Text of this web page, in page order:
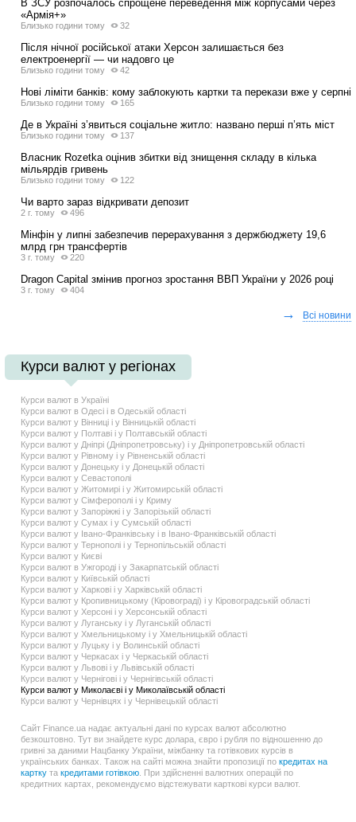
В ЗСУ розпочалось спрощене переведення між корпусами через
«Армія+»
Близько години тому 32
Після нічної російської атаки Херсон залишається без
електроенергії — чи надовго це
Близько години тому 42
Нові ліміти банків: кому заблокують картки та перекази вже у серпні
Близько години тому 165
Де в Україні з’явиться соціальне житло: названо перші п’ять міст
Близько години тому 137
Власник Rozetka оцінив збитки від знищення складу в кілька
мільярдів гривень
Близько години тому 122
Чи варто зараз відкривати депозит
2 г. тому 496
Мінфін у липні забезпечив перерахування з держбюджету 19,6
млрд грн трансфертів
3 г. тому 220
Dragon Capital змінив прогноз зростання ВВП України у 2026 році
3 г. тому 404
→ Всі новини
Курси валют у регіонах
Курси валют в Україні
Курси валют в Одесі і в Одеській області
Курси валют у Вінниці і у Вiнницькій області
Курси валют у Полтаві і у Полтавській області
Курси валют у Дніпрі (Дніпропетровську) і у Днiпропетровській області
Курси валют у Рівному і у Рiвненській області
Курси валют у Донецьку і у Донецькій області
Курси валют у Севастополі
Курси валют у Житомирі і у Житомирській області
Курси валют у Сімферополі і у Криму
Курси валют у Запоріжжі і у Запорiзькій області
Курси валют у Сумах і у Сумській області
Курси валют у Івано-Франківську і в Iвано-Франкiвській області
Курси валют у Тернополі і у Тернопiльській області
Курси валют у Києві
Курси валют в Ужгороді і у Закарпатській області
Курси валют у Київській області
Курси валют у Харкові і у Харкiвській області
Курси валют у Кропивницькому (Кіровограді) і у Кiровоградській області
Курси валют у Херсоні і у Херсонській області
Курси валют у Луганську і у Луганській області
Курси валют у Хмельницькому і у Хмельницькій області
Курси валют у Луцьку і у Волинській області
Курси валют у Черкасах і у Черкаській області
Курси валют у Львові і у Львiвській області
Курси валют у Чернігові і у Чернiгiвській області
Курси валют у Миколаєві і у Миколаївській області
Курси валют у Чернiвцях і у Чернiвецькій області
Сайт Finance.ua надає актуальні дані по курсах валют абсолютно
безкоштовно. Тут ви знайдете курс долара, євро і рубля по відношенню до
гривні за даними Нацбанку України, міжбанку та готівкових курсів в
українських банках. Також на сайті можна знайти пропозиції по кредитах на
картку та кредитами готівкою . При здійсненні валютних операцій по
кредитних картах, рекомендуємо відстежувати карткові курси валют.